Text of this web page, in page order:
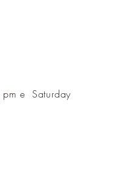
e Saturday